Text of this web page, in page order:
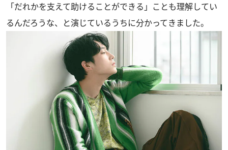
「だれかを支えて助けることができる」ことも理解してい
るんだろうな、と演じているうちに分かってきました。